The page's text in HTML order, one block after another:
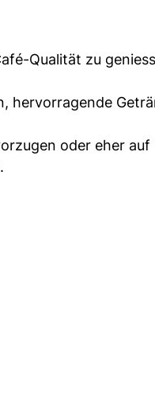
Qualität zu
hervorragende
oder eher